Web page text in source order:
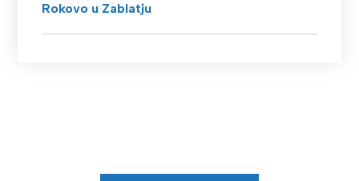
Rokovo u Zablatju